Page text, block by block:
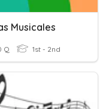
Musicales
Q 1st - 2nd